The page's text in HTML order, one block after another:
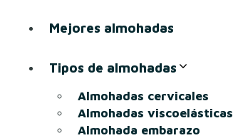
Mejores almohadas
Tipos de almohadas
Almohadas cervicales
Almohadas viscoelásticas
Almohada embarazo